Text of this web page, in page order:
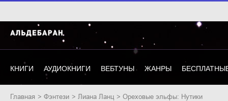
КНИГИ АУДИОКНИГИ ВЕБТУНЫ ЖАНРЫ
Главная фэнтези Лиана Ланц Ореховые эльфы: Нутики